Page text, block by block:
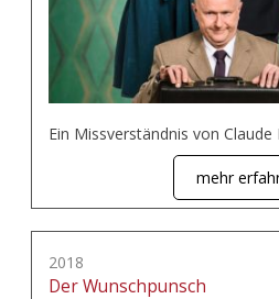
Ein Missverständnis von Claude
mehr
2018
Der Wunschpunsch